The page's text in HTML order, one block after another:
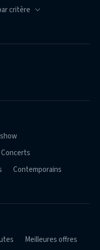
Concerts
Contemporains
Meilleures offres